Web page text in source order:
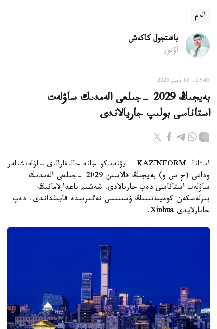
الەم
باقىتجول كاكەش
اۆتور
17:46, 06 تامىز 2026
بەيجىڭ 2029 -جىلعى الەمدىك ساۋلەت
استاناسى بولىپ جاريالاندى
استانا. KAZINFORM - يۋنەسكو جانە حالىقارالىق ساۋلەتشىلەر
وداعى (ح س و) بەيجىڭ قالاسىن 2029 -جىلعى الەمدىك
ساۋلەت استاناسى دەپ جاريالادى. شەشىم باعدارلامانىڭ
بىرلەسكەن كوميتەتىنىڭ ۇسىنىسى نەگىزىندە قابىلداندى، دەپ
حابارلايدى Xinhua.